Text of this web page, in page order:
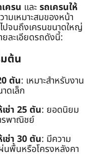
เครน และรถเครนให้
มเหมาะสมของหน้า
จนถึงเครนขนาดใหญ่
ยละเอียดรถดังนี้:
ต้น
ตัน: เหมาะสำหรับงาน
ดเล็ก
ช่า 25 ตัน: ยอดนิยม
รพาณิชย์
ช่า 30 ตัน: มีความ
พื้นหรือโครงหลังคา